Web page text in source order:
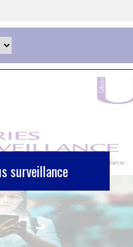
surveillance